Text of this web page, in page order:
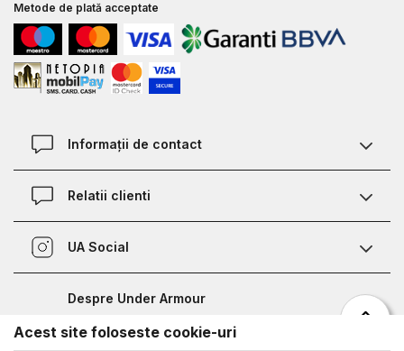
Metode de plată acceptate
Informații de contact
Contact
Defineste marimea
Nota de informare prelucrare date competitii sportive
Relatii clienti
Termeni si conditii
Certificat garantie incaltaminte
UA Social
Despre Under Armour
Despre noi
Acest site foloseste cookie-uri